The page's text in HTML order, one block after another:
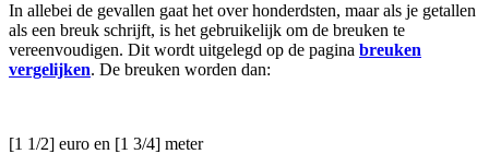
In allebei de gevallen gaat het over honderdsten, maar als je getallen
als een breuk schrijft, is het gebruikelijk om de breuken te
vereenvoudigen. Dit wordt uitgelegd op de pagina breuken
vergelijken. De breuken worden dan:
[1 1/2] euro en [1 3/4] meter